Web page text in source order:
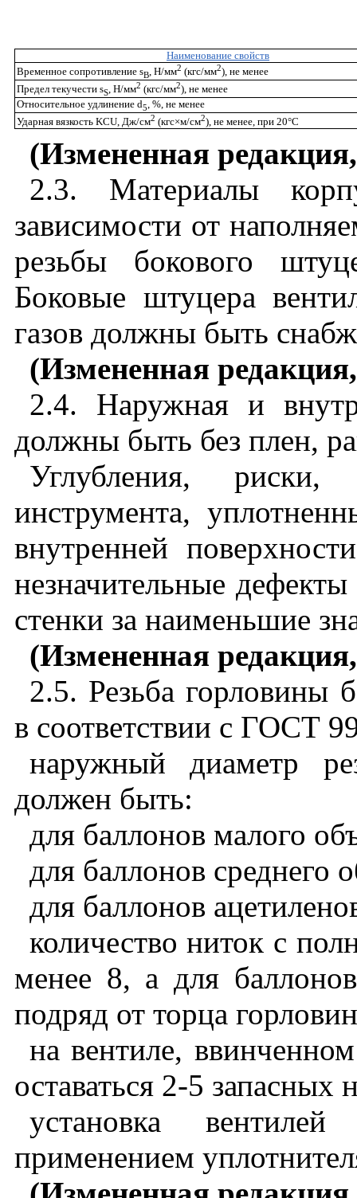
Наименование свойств
Временное сопротивление sВ, Н/мм2 (кгс/мм2), не менее
Предел текучести sS, Н/мм2 (кгс/мм2), не менее
Относительное удлинение d5 , %, не менее
Ударная вязкость KCU, Дж/см2 (кгс×м/см2), не менее, при 20°С
(Измененная
2.3. Материалы
зависимости от
резьбы бокового
Боковые штуцера
газов должны быть
(Измененная
2.4. Наружная и
должны быть без плен,
Углубления,
инструмента,
внутренней
незначительные
стенки за наименьшие
(Измененная
2.5. Резьба горловины
в соответствии с ГОСТ
наружный диаметр
должен быть:
для баллонов малого
для баллонов среднего
для баллонов
количество ниток с
менее 8, а для
подряд от торца
на вентиле,
оставаться 2-5 запасных
установка
применением